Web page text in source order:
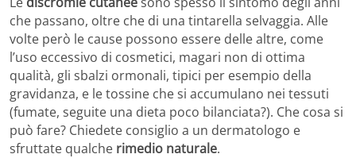
che passano, oltre che di una tintarella selvaggia. Alle
volte però le cause possono essere delle altre, come
l’uso eccessivo di cosmetici, magari non di ottima
qualità, gli sbalzi ormonali, tipici per esempio della
gravidanza, e le tossine che si accumulano nei tessuti
(fumate, seguite una dieta poco bilanciata?). Che cosa si
può fare? Chiedete consiglio a un dermatologo e
sfruttate qualche rimedio naturale.